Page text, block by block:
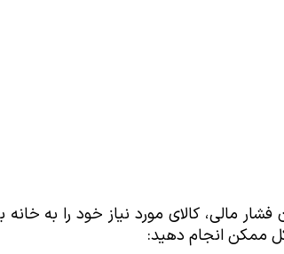
مالی، کالای مورد نیاز خود را به خانه
ممکن انجام دهید: